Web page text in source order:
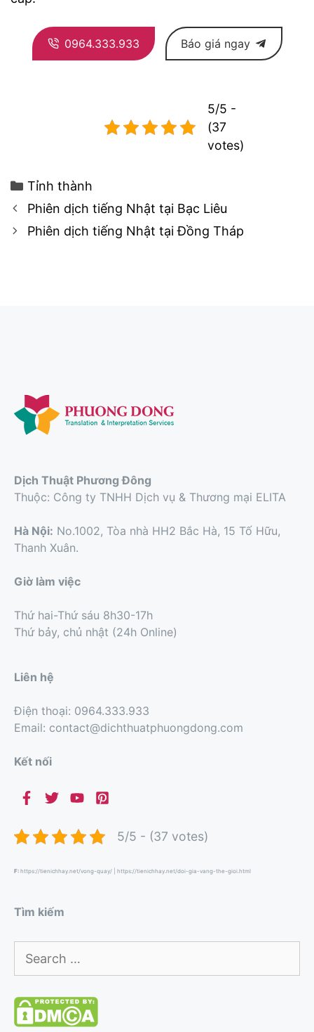
0964.333.933 Báo giá ngay
5/5 -
(37
votes)
Categories
Tỉnh thành
Post
navigation
Phiên dịch tiếng Nhật tại Bạc Liêu
Phiên dịch tiếng Nhật tại Đồng Tháp
Dịch Thuật Phương Đông
Thuộc: Công ty TNHH Dịch vụ & Thương mại ELITA
Hà Nội: No.1002, Tòa nhà HH2 Bắc Hà, 15 Tố Hữu,
Thanh Xuân.
Giờ làm việc
Thứ hai-Thứ sáu 8h30-17h
Thứ bảy, chủ nhật (24h Online)
Liên hệ
Điện thoại: 0964.333.933
Email: contact@dichthuatphuongdong.com
Kết nối
5/5 - (37 votes)
F: https://tienichhay.net/vong-quay/ https://tienichhay.net/doi-gia-vang-the-gioi.html
Tìm kiếm
for: